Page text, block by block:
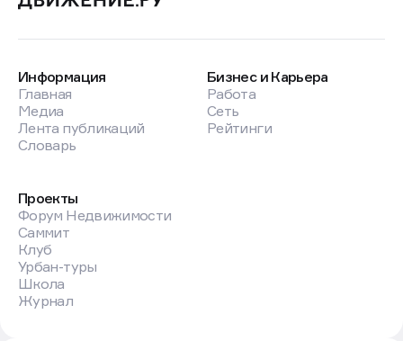
Информация
Главная
Медиа
Лента публикаций
Словарь
Бизнес и Карьера
Работа
Сеть
Рейтинги
Проекты
Форум Недвижимости
Саммит
Клуб
Урбан-туры
Школа
Журнал